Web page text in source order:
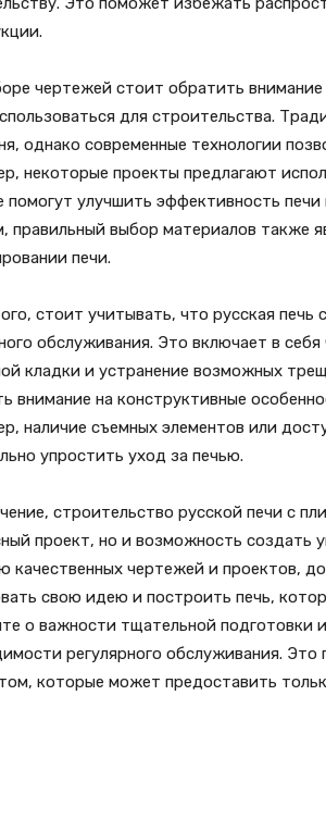
чертежей стоит обратить
для строительства.
однако современные технологии
некоторые проекты предлагают
помогут улучшить эффективность
правильный выбор материалов также
печи.
стоит учитывать, что русская
обслуживания. Это включает в
кладки и устранение возможных
внимание на конструктивные
наличие съемных элементов или
упростить уход за печью.
строительство русской печи с
проект, но и возможность создать
качественных чертежей и проектов,
свою идею и построить печь,
о важности тщательной подготовки
регулярного обслуживания.
которые может предоставить